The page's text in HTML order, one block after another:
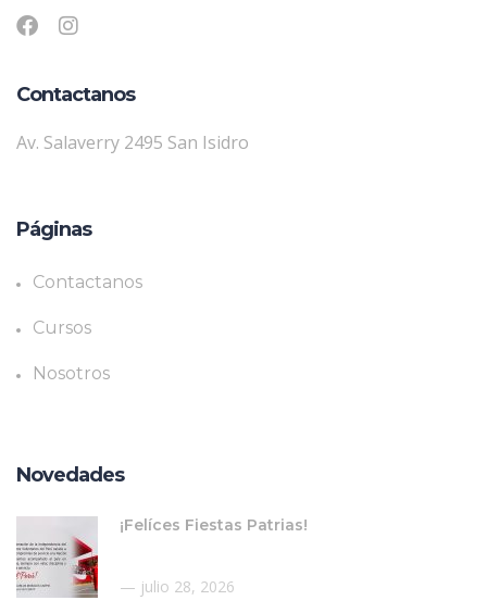
Contactanos
Av. Salaverry 2495 San Isidro
Páginas
Contactanos
Cursos
Nosotros
Novedades
¡Felíces Fiestas Patrias!
julio 28, 2026